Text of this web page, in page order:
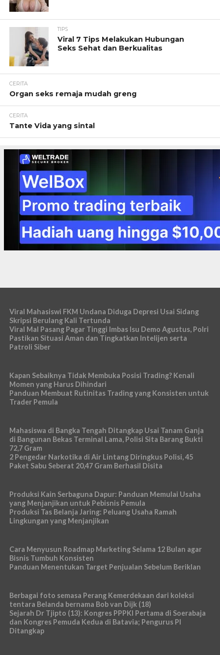
TIPS
Viral 7 Tips Melakukan Hubungan
Seks Sehat dan Berkualitas
CERITA
Organ seks remaja mudah greng
CERITA
Tante Vida yang sintal
Viral Mahasiswi FKM Undana Diduga Depresi Usai Sidang
Skripsi Berulang Kali Tertunda
Viral Mal Pasang Pagar Tinggi Imbas Isu Demo Agustus, Polri
Pastikan Situasi Aman dan Tingkatkan Intelijen serta
Patroli Siber
Kapan Sebaiknya Tidak Membuka Posisi Trading? Kenali
Momen yang Harus Dihindari
Panduan Membuat Rutinitas Trading yang Konsisten untuk
Trader Pemula
Mahasiswa di Bangka Tengah Ditangkap Usai Tanam Ganja
di Bangunan Bekas Terminal Lama, Polisi Sita Barang Bukti
72,7 Gram
2 Pengedar Narkotika di Air Lintang Diringkus Polisi, 45
Paket Sabu Seberat 20,47 Gram Berhasil Disita
Produksi Kain Serbaguna Dapur: Panduan Memulai Usaha
yang Menjanjikan untuk Pebisnis Pemula
Produksi Tas Belanja Jaring: Peluang Usaha Ramah
Lingkungan yang Menjanjikan
Cara Menyusun Roadmap Marketing Selama 12 Bulan agar
Bisnis Tumbuh Konsisten
Panduan Menentukan Target Penjualan Sebelum Beriklan
Berbagai foto semasa Perang Kemerdekaan dari koleksi
tentara Belanda bernama Bob van Dijk (18)
Sejarah Dr Tjipto (13): Kongres PPPKI Pertama di Soerabaja
dan Kongres Pemuda Kedua di Batavia; Pengurus PI
Ditangkap